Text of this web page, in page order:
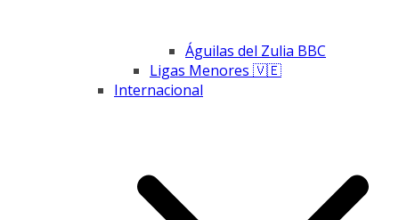
Águilas del Zulia BBC
Ligas Menores 🇻🇪
Internacional